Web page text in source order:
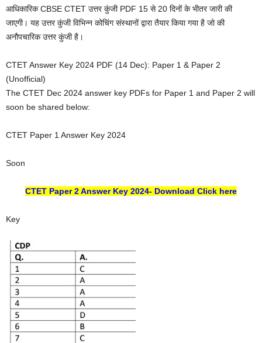
आधिकारिक CBSE CTET उत्तर कुंजी PDF 15 से 20 दिनों के भीतर जारी की
जाएगी। यह उत्तर कुंजी विभिन्न कोचिंग संस्थानों द्वारा तैयार किया गया है जो की
अनौपचारिक उत्तर कुंजी है।
CTET Answer Key 2024 PDF (14 Dec): Paper 1 & Paper 2
(Unofficial)
The CTET Dec 2024 answer key PDFs for Paper 1 and Paper 2 will
soon be shared below:
CTET Paper 1 Answer Key 2024
Soon
CTET Paper 2 Answer Key 2024- Download Click here
Key